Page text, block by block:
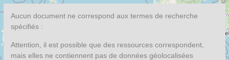
Aucun document ne correspond aux termes de recherche
spécifiés :
Attention, il est possible que des ressources correspondent,
mais elles ne contiennent pas de données géolocalisées